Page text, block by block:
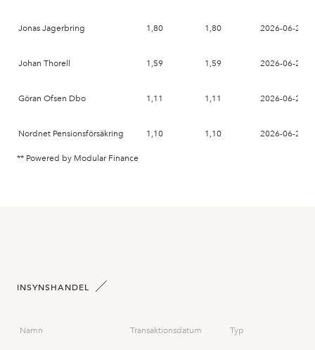
Jonas Jagerbring 1,80 1,80 2026-06-26
Johan Thorell 1,59 1,59 2026-06-26
Göran Ofsen Dbo 1,11 1,11 2026-06-26
Nordnet Pensionsförsäkring 1,10 1,10 2026-06-26
** Powered by Modular Finance
INSYNSHANDEL
Namn Transaktionsdatum Typ